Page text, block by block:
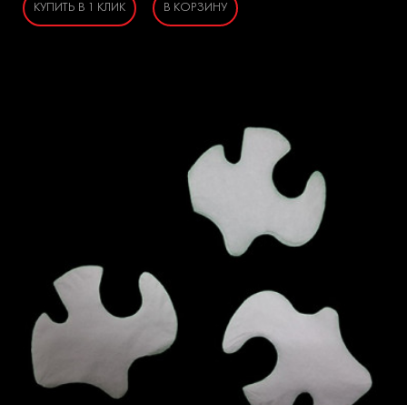
КУПИТЬ В 1 КЛИК В КОРЗИНУ